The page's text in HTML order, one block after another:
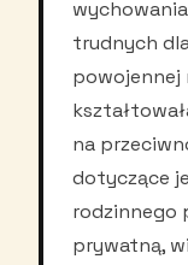
trudnych
powojennej
na
dotyczące
rodzinnego
prywatną,